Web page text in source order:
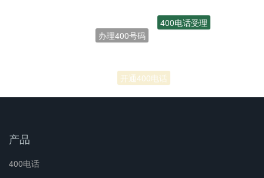
开通400电话
400电话受理
产品
400电话